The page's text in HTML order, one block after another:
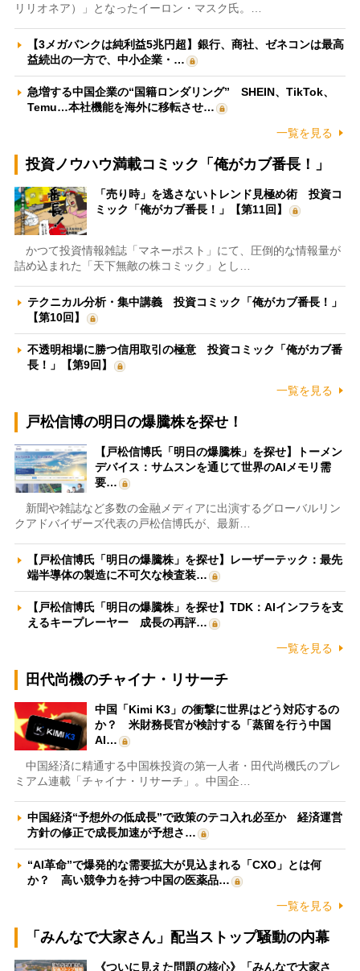
リリオネア）」となったイーロン・マスク氏。…
【3メガバンクは純利益5兆円超】銀行、商社、ゼネコンは最高
益続出の一方で、中小企業・…
急増する中国企業の“国籍ロンダリング” SHEIN、TikTok、
Temu…本社機能を海外に移転させ…
一覧を見る
投資ノウハウ満載コミック「俺がカブ番長！」
「売り時」を逃さないトレンド見極め術 投資コ
ミック「俺がカブ番長！」【第11回】
かつて投資情報雑誌「マネーポスト」にて、圧倒的な情報量が
詰め込まれた「天下無敵の株コミック」とし…
テクニカル分析・集中講義 投資コミック「俺がカブ番長！」
【第10回】
不透明相場に勝つ信用取引の極意 投資コミック「俺がカブ番
長！」【第9回】
一覧を見る
戸松信博の明日の爆騰株を探せ！
【戸松信博氏「明日の爆騰株」を探せ】トーメン
デバイス：サムスンを通じて世界のAIメモリ需
要…
新聞や雑誌など多数の金融メディアに出演するグローバルリン
クアドバイザーズ代表の戸松信博氏が、最新…
【戸松信博氏「明日の爆騰株」を探せ】レーザーテック：最先
端半導体の製造に不可欠な検査装…
【戸松信博氏「明日の爆騰株」を探せ】TDK：AIインフラを支
えるキープレーヤー 成長の再評…
一覧を見る
田代尚機のチャイナ・リサーチ
中国「Kimi K3」の衝撃に世界はどう対応するの
か？ 米財務長官が検討する「蒸留を行う中国
AI…
中国経済に精通する中国株投資の第一人者・田代尚機氏のプレ
ミアム連載「チャイナ・リサーチ」。中国企…
中国経済“予想外の低成長”で政策のテコ入れ必至か 経済運営
方針の修正で成長加速が予想さ…
“AI革命”で爆発的な需要拡大が見込まれる「CXO」とは何
か？ 高い競争力を持つ中国の医薬品…
一覧を見る
「みんなで大家さん」配当ストップ騒動の内幕
《ついに見えた問題の核心》「みんなで大家さ